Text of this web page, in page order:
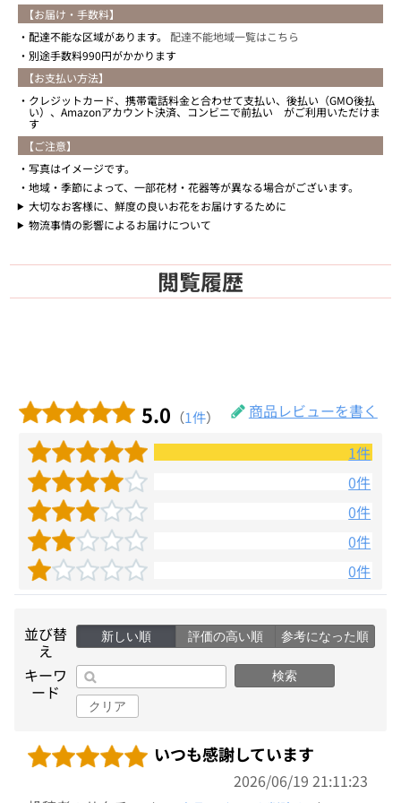
【お届け・手数料】
配達不能な区域があります。 配達不能地域一覧はこちら
別途手数料990円がかかります
【お支払い方法】
クレジットカード、携帯電話料金と合わせて支払い、後払い（GMO後払
い）、Amazonアカウント決済、コンビニで前払い がご利用いただけま
す
【ご注意】
写真はイメージです。
地域・季節によって、一部花材・花器等が異なる場合がございます。
大切なお客様に、鮮度の良いお花をお届けするために
物流事情の影響によるお届けについて
閲覧履歴
5.0 （1件）
商品レビューを書く
1件
0件
0件
0件
0件
並び替
え
新しい順 評価の高い順 参考になった順
キーワ
ード
検索
クリア
いつも感謝しています
2026/06/19 21:11:23